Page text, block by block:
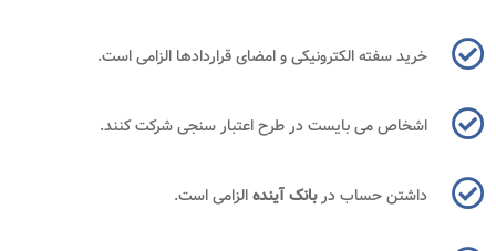
خرید سفته الکترونیکی و امضای قراردادها الزامی است.
اشخاص می بایست در طرح اعتبار سنجی شرکت کنند.
داشتن حساب دربانک آیندهالزامی است.